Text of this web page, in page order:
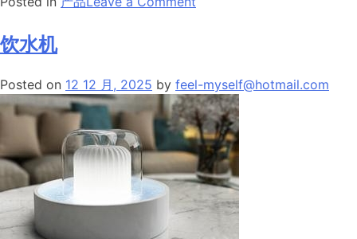
壶
饮水机
Posted on 12 12 月, 2025 by feel-myself@hotmail.com